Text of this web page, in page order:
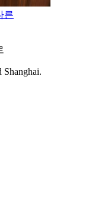
른